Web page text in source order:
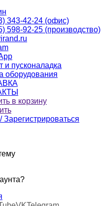
343-42-24 (офис)
598-92-25 (производство)
и пусконаладка
оборудования
в корзину
Зарегистрироваться